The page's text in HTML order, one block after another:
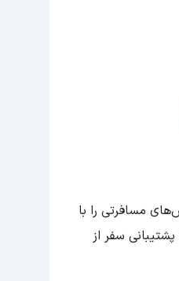
مسافرتی را با
سفر از